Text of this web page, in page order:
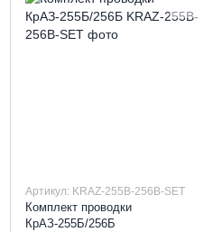
Артикул: KRAZ-255B-256B-SET
Комплект проводки
КрАЗ-255Б/256Б